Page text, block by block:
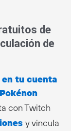
de
de
tu cuenta
con Twitch
y vincula